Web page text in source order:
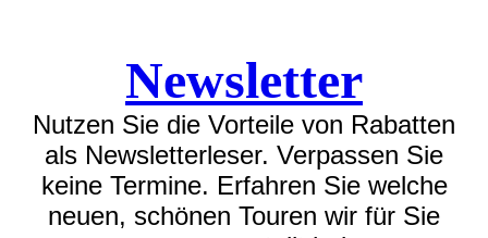
Newsletter
Nutzen Sie die Vorteile von Rabatten
als Newsletterleser. Verpassen Sie
keine Termine. Erfahren Sie welche
neuen, schönen Touren wir für Sie